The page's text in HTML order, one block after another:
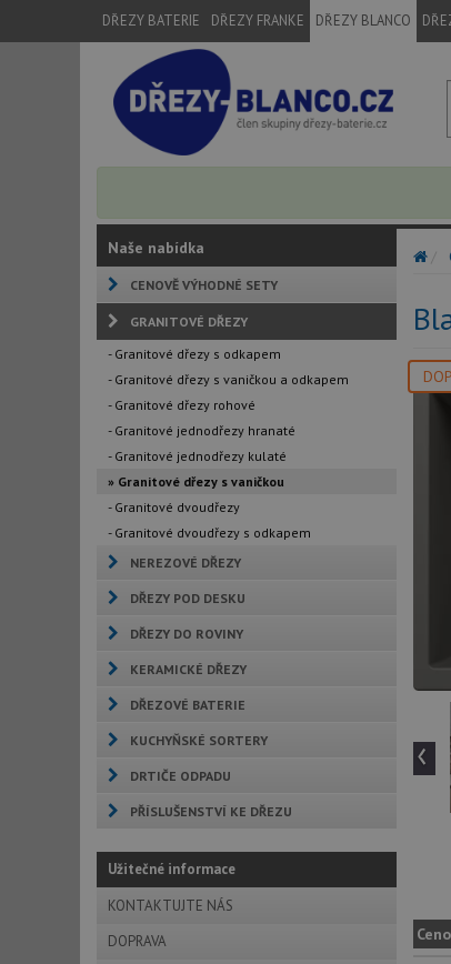
DŘEZY BATERIE DŘEZY FRANKE DŘEZY BLANCO
Naše nabídka
CENOVĚ VÝHODNÉ SETY
GRANITOVÉ DŘEZY
- Granitové dřezy s odkapem
- Granitové dřezy s vaničkou a odkapem
- Granitové dřezy rohové
- Granitové jednodřezy hranaté
- Granitové jednodřezy kulaté
» Granitové dřezy s vaničkou
- Granitové dvoudřezy
- Granitové dvoudřezy s odkapem
NEREZOVÉ DŘEZY
DŘEZY POD DESKU
DŘEZY DO ROVINY
KERAMICKÉ DŘEZY
DŘEZOVÉ BATERIE
KUCHYŇSKÉ SORTERY
DRTIČE ODPADU
PŘÍSLUŠENSTVÍ KE DŘEZU
Užitečné informace
KONTAKTUJTE NÁS
DOPRAVA
‹